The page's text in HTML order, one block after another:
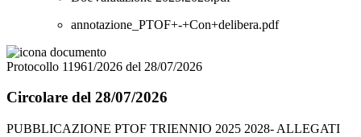
annotazione_PTOF+-+Con+delibera.pdf
Protocollo 11961/2026 del 28/07/2026
Circolare del 28/07/2026
PUBBLICAZIONE PTOF TRIENNIO 2025 2028- ALLEGATI